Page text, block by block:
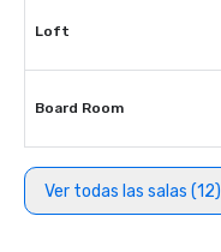
Loft
Board Room
Ver todas las salas (12)